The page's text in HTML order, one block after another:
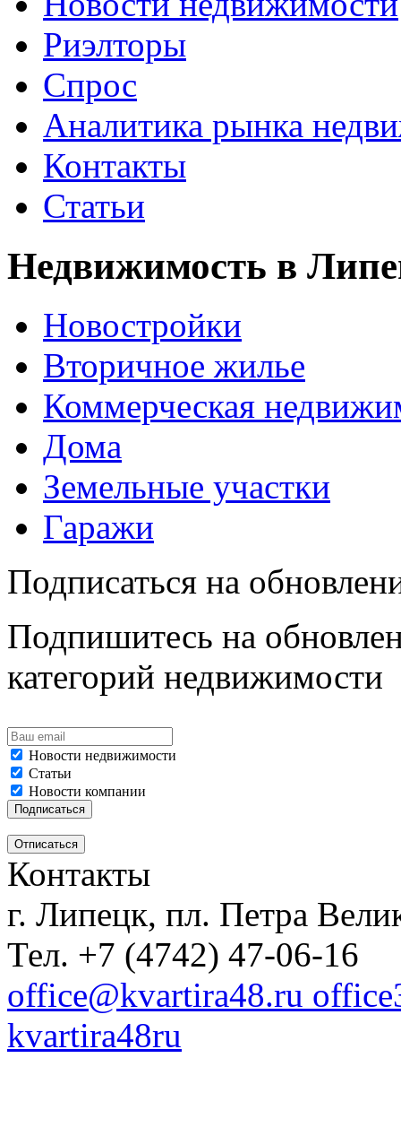
Риэлторы
Спрос
Аналитика рынка
Контакты
Статьи
Недвижимость в
Новостройки
Вторичное жилье
Коммерческая
Дома
Земельные участки
Гаражи
Подписаться на
Подпишитесь на
категорий недвижимости
Новости недвижимости
Статьи
Новости компании
Контакты
г. Липецк, пл. Петра
Тел. +7 (4742) 47-06-16
office@kvartira48.ru
kvartira48ru